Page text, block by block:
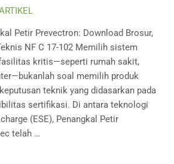
Petir Prevectron: Download Brosur,
NF C 17-102 Memilih sistem
kritis—seperti rumah sakit,
soal memilih produk
teknik yang didasarkan pada
sertifikasi. Di antara teknologi
(ESE), Penangkal Petir
telah …